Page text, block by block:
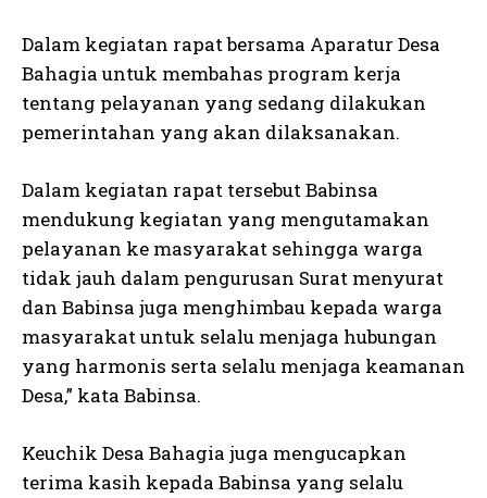
Dalam kegiatan rapat bersama Aparatur Desa
Bahagia untuk membahas program kerja
tentang pelayanan yang sedang dilakukan
pemerintahan yang akan dilaksanakan.
Dalam kegiatan rapat tersebut Babinsa
mendukung kegiatan yang mengutamakan
pelayanan ke masyarakat sehingga warga
tidak jauh dalam pengurusan Surat menyurat
dan Babinsa juga menghimbau kepada warga
masyarakat untuk selalu menjaga hubungan
yang harmonis serta selalu menjaga keamanan
Desa,” kata Babinsa.
Keuchik Desa Bahagia juga mengucapkan
terima kasih kepada Babinsa yang selalu